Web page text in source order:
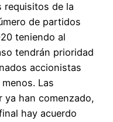
requisitos de la
de partidos
teniendo al
tendrán prioridad
accionistas
Las
ya han comenzado,
hay acuerdo